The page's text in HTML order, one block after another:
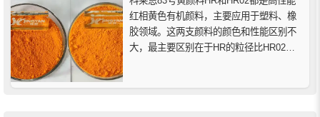
红相黄色有机颜料，主要应用于塑料、橡
胶领域。这两支颜料的颜色和性能区别不
大，最主要区别在于HR的粒径比HR02较